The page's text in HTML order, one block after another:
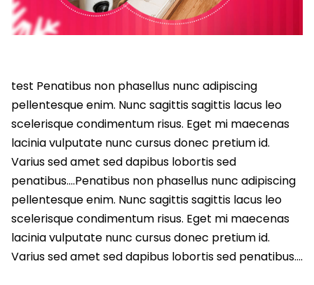
test Penatibus non phasellus nunc adipiscing
pellentesque enim. Nunc sagittis sagittis lacus leo
scelerisque condimentum risus. Eget mi maecenas
lacinia vulputate nunc cursus donec pretium id.
Varius sed amet sed dapibus lobortis sed
penatibus….Penatibus non phasellus nunc adipiscing
pellentesque enim. Nunc sagittis sagittis lacus leo
scelerisque condimentum risus. Eget mi maecenas
lacinia vulputate nunc cursus donec pretium id.
Varius sed amet sed dapibus lobortis sed penatibus….